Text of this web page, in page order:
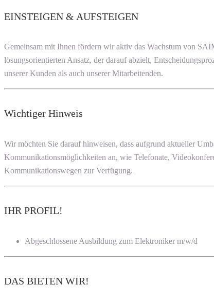
EINSTEIGEN & AUFSTEIGEN
Gemeinsam mit Ihnen fördern wir aktiv das Wachstum von
lösungsorientierten Ansatz, der darauf abzielt,
unserer Kunden als auch unserer Mitarbeitenden.
Wichtiger Hinweis
Wir möchten Sie darauf hinweisen, dass aufgrund aktueller
Kommunikationsmöglichkeiten an, wie Telefonate,
Kommunikationswegen zur Verfügung.
IHR PROFIL!
Abgeschlossene Ausbildung zum Elektroniker m/w/d
DAS BIETEN WIR!